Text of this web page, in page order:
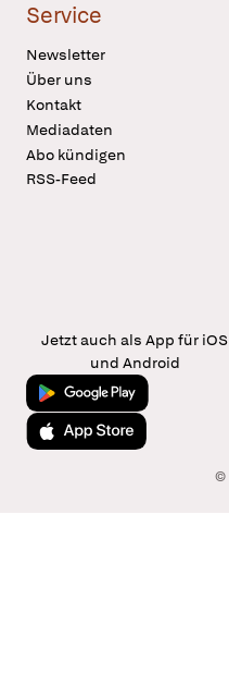
Service
Newsletter
Über uns
Kontakt
Mediadaten
Abo kündigen
RSS-Feed
Jetzt auch als App für iOS
und Android
Jetzt bei Google Play
Laden im App Store
©